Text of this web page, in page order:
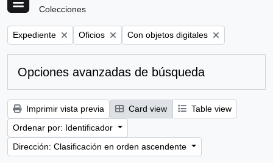
Colecciones
Remove filter:
Expediente Remove filter:
Oficios Remove filter:
Con objetos digitales
Opciones avanzadas de búsqueda
Imprimir vista previa Card view
Table view
Ordenar por: Identificador
Dirección: Clasificación en orden ascendente